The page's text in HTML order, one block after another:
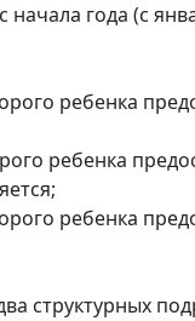
года (с
ребенка
ребенка
ребенка
структурных